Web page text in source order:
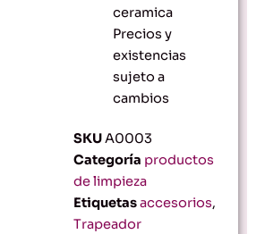
ceramica
Precios y
existencias
sujeto a
cambios
SKUA0003
Categoría productos
de limpieza
Etiquetasaccesorios,
Trapeador